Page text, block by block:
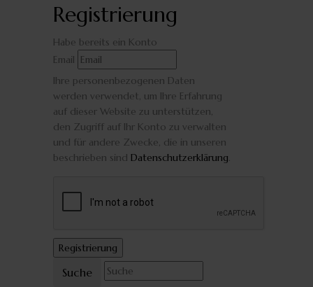
Registrierung
Habe bereits ein Konto
Email
Ihre personenbezogenen Daten
werden verwendet, um Ihre Erfahrung
auf dieser Website zu unterstützen,
den Zugriff auf Ihr Konto zu verwalten
und für andere Zwecke, die in unseren
beschrieben sind Datenschutzerklärung.
Suche